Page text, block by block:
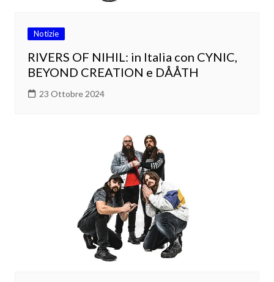
Notizie
RIVERS OF NIHIL: in Italia con CYNIC,
BEYOND CREATION e DÅÅTH
23 Ottobre 2024